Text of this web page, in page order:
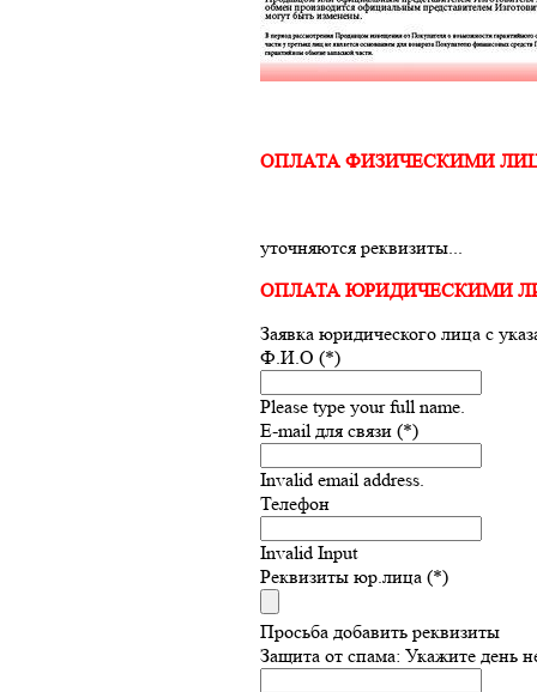
ОПЛАТА ФИЗИЧЕСКИМИ
уточняются реквизиты...
ОПЛАТА ЮРИДИЧЕСКИМИ
Заявка юридического лица с
Ф.И.О (*)
Please type your full name.
E-mail для связи (*)
Invalid email address.
Телефон
Invalid Input
Реквизиты юр.лица (*)
Просьба добавить реквизиты
Защита от спама: Укажите день